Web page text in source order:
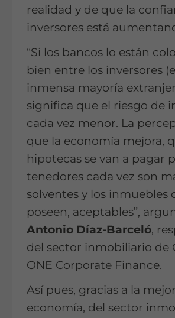
realidad y de que la
inversores está
“Si los bancos lo están
bien entre los inversores
inmensa mayoría
significa que el riesgo de
cada vez menor. La
que la economía mejora,
hipotecas se van a pagar
tenedores cada vez son
solventes y los inmuebles
poseen, aceptables”,
Antonio Díaz-Barceló,
del sector inmobiliario de
ONE Corporate Finance.
Así pues, gracias a la
economía, del sector